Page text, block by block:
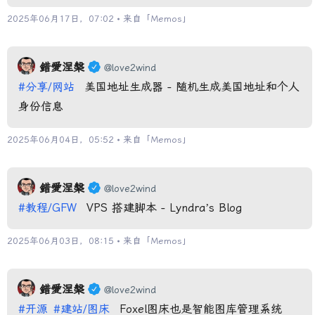
2025年06月17日，07:02 • 来自「 Memos 」
錯愛涅槃 @love2wind
#分享/网站
美国地址生成器 - 随机生成美国地址和个人
身份信息
2025年06月04日，05:52 • 来自「 Memos 」
錯愛涅槃 @love2wind
#教程/GFW VPS 搭建脚本 - Lyndra’s Blog
2025年06月03日，08:15 • 来自「 Memos 」
錯愛涅槃 @love2wind
#开源 #建站/图床 Foxel图床也是智能图库管理系统